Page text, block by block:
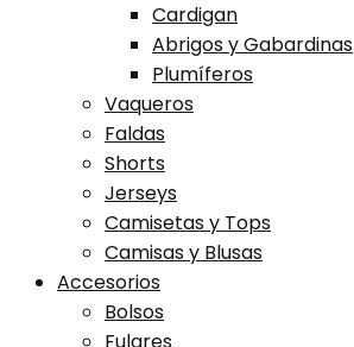
Cardigan
Abrigos y Gabardinas
Plumíferos
Vaqueros
Faldas
Shorts
Jerseys
Camisetas y Tops
Camisas y Blusas
Accesorios
Bolsos